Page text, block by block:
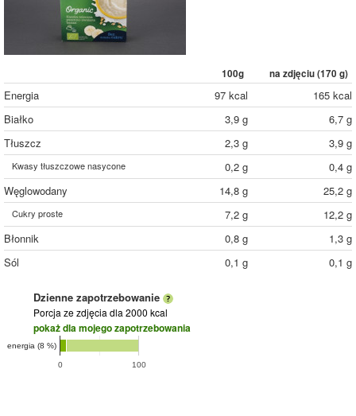
100g na zdjęciu (170 g)
Energia 97 kcal
165 kcal
Białko
3,9 g
6,7 g
Tłuszcz
2,3 g 3,9 g
Kwasy tłuszczowe nasycone 0,2 g
0,4 g
Węglowodany
14,8 g 25,2 g
Cukry proste 7,2 g
12,2 g
Błonnik
0,8 g
1,3 g
Sól
0,1 g 0,1 g
Dzienne zapotrzebowanie
Porcja ze zdjęcia dla 2000 kcal
pokaż dla mojego zapotrzebowania
0 100
energia (8 %)